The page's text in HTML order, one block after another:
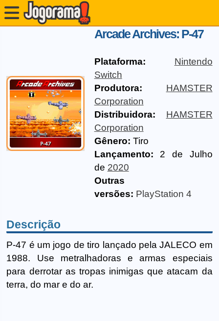
Arcade Archives: P-47
Plataforma:
Nintendo
Switch
Produtora:
HAMSTER
Corporation
Distribuidora:
HAMSTER
Corporation
Gênero: Tiro
Lançamento: 2 de Julho
de 2020
Outras
versões: PlayStation 4
Descrição
P-47 é um jogo de tiro lançado pela JALECO em
1988. Use metralhadoras e armas especiais
para derrotar as tropas inimigas que atacam da
terra, do mar e do ar.